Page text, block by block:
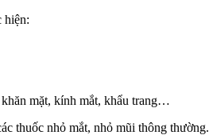
hiện:
mặt, kính mắt, khẩu trang…
thuốc nhỏ mắt, nhỏ mũi thông thường.